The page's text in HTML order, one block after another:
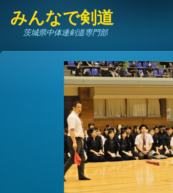
みんなで剣道
茨城県中体連剣道専門部